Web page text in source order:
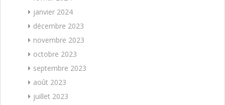
janvier 2024
décembre 2023
novembre 2023
octobre 2023
septembre 2023
août 2023
juillet 2023